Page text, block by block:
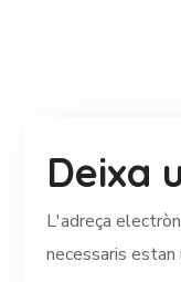
Deixa
L'adreça
necessaris